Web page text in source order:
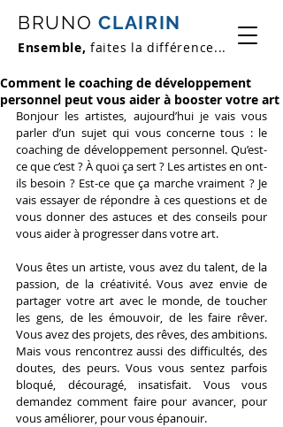
BRUNO CLAIRIN
Ensemble, faites la différence...
Comment le coaching de développement
personnel peut vous aider à booster votre art
Bonjour les artistes, aujourd’hui je vais vous
parler d’un sujet qui vous concerne tous : le
coaching de développement personnel. Qu’est-
ce que c’est ? À quoi ça sert ? Les artistes en ont-
ils besoin ? Est-ce que ça marche vraiment ? Je
vais essayer de répondre à ces questions et de
vous donner des astuces et des conseils pour
vous aider à progresser dans votre art.
Vous êtes un artiste, vous avez du talent, de la
passion, de la créativité. Vous avez envie de
partager votre art avec le monde, de toucher
les gens, de les émouvoir, de les faire rêver.
Vous avez des projets, des rêves, des ambitions.
Mais vous rencontrez aussi des difficultés, des
doutes, des peurs. Vous vous sentez parfois
bloqué, découragé, insatisfait. Vous vous
demandez comment faire pour avancer, pour
vous améliorer, pour vous épanouir.